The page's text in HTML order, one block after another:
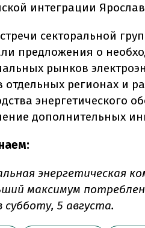
интеграции
секторальной
предложения о
рынков
отдельных регионах и
энергетического
дополнительных
энергетическая
максимум
субботу, 5 августа.